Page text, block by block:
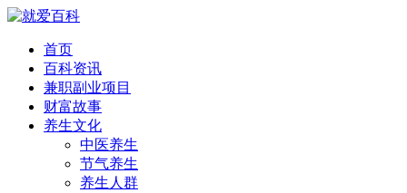
首页
百科资讯
兼职副业项目
财富故事
养生文化
中医养生
节气养生
养生人群